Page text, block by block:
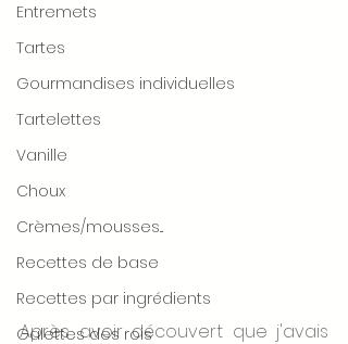
Entremets
Tartes
Gourmandises individuelles
Tartelettes
Vanille
Choux
Crèmes/mousses...
Recettes de base
Recettes par ingrédients
Galettes des rois
Après avoir découvert que j'avais